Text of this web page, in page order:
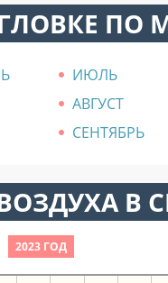
ПО
ИЮЛЬ
АВГУСТ
СЕНТЯБРЬ
В
2023 ГОД